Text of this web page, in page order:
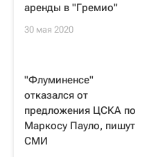
аренды в "Гремио"
30 мая 2020
"Флуминенсе"
отказался от
предложения ЦСКА по
Маркосу Пауло, пишут
СМИ